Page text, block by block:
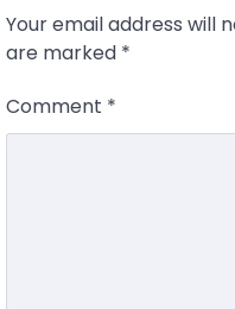
Your email address will
are marked *
Comment *